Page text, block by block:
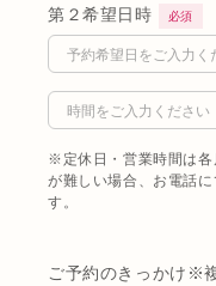
第２希望日時 必須
※定休日・営業時間は
が難しい場合、お電話
す。
ご予約のきっかけ ※